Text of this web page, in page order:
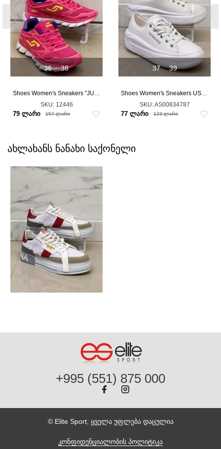
36 38
Shoes Women's Sneakers "JUMP"
SKU: 12446
79 ლარი 157 ლარი
37 39
Shoes Women's Sneakers US POLO ASSN.
SKU:AS00834787
77 ლარი 123 ლარი
ახლახანს ნანახი საქონელი
+995 (551) 875 000
© Elite Sport, ყველა უფლება დაცულია
კონფიდენციალობის პოლიტიკა